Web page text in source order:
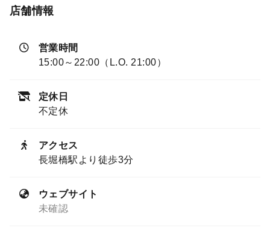
店舗情報
営業時間
15:00～22:00（L.O. 21:00）
定休日
不定休
アクセス
長堀橋駅より徒歩3分
ウェブサイト
未確認